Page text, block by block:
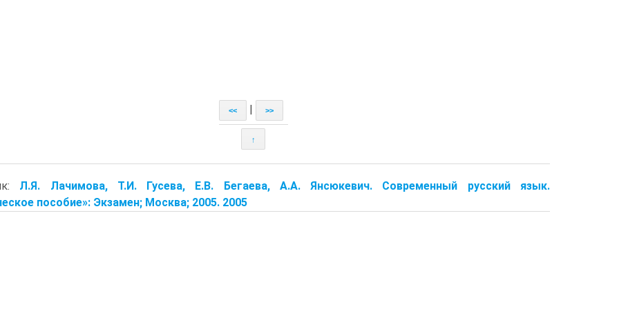
<< >>
↑
Л.Я. Лачимова, Т.И. Гусева, Е.В. Бегаева, А.А. Янсюкевич. Современный русский язык.
пособие»: Экзамен; Москва; 2005. 2005